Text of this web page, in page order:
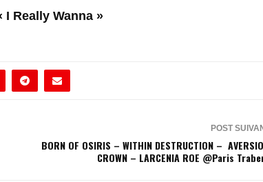
I Really Wanna »
POST
BORN OF OSIRIS – WITHIN DESTRUCTION –
CROWN – LARCENIA ROE @Paris